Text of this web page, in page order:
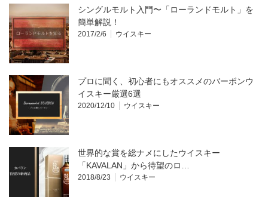
シングルモルト入門〜「ローランドモルト」を
簡単解説！
2017/2/6 ウイスキー
プロに聞く、初心者にもオススメのバーボンウ
イスキー厳選6選
2020/12/10 ウイスキー
世界的な賞を総ナメにしたウイスキー
「KAVALAN」から待望のロ…
2018/8/23 ウイスキー